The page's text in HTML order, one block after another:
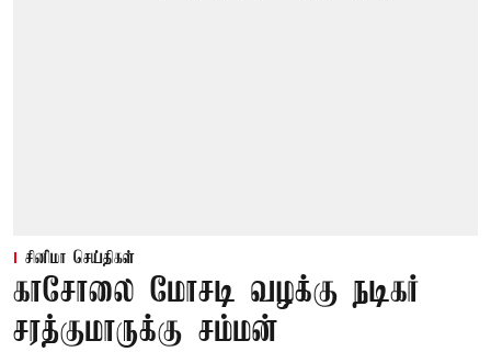
சினிமா செய்திகள்
காசோலை மோசடி வழக்கு நடிகர்
சரத்குமாருக்கு சம்மன்